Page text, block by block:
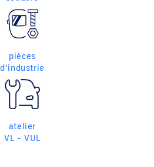
pièces
d’industrie
atelier
VL - VUL